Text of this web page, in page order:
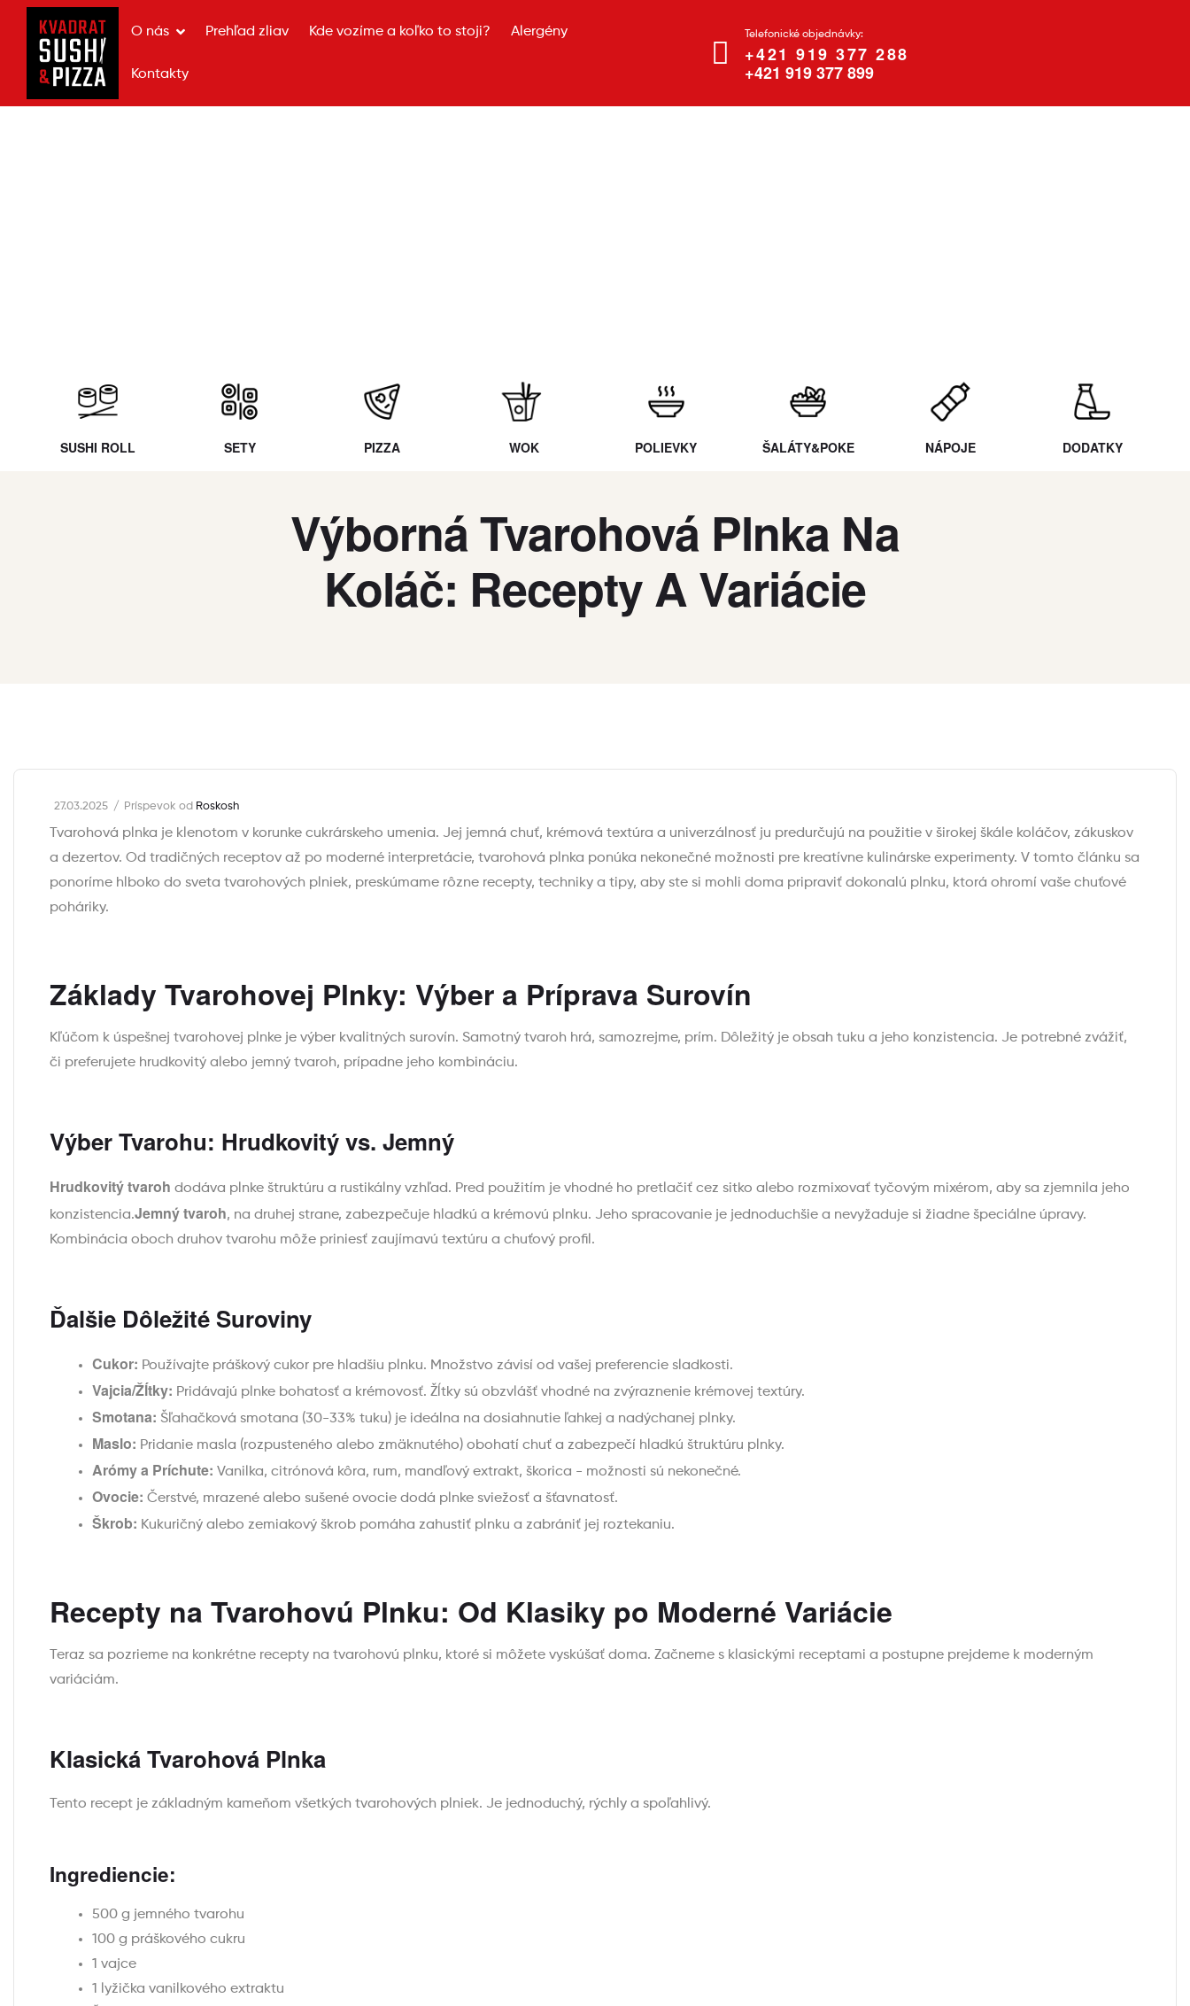
O nás Prehľad zliav Kde vozíme a koľko to stoji? Alergény
Kontakty
Telefonické objednávky:
+421 919 377 288
+421 919 377 899
SUSHI ROLL SETY PIZZA WOK POLIEVKY ŠALÁTY&POKE NÁPOJE DODATKY
Výborná Tvarohová Plnka Na
Koláč: Recepty A Variácie
27.03.2025 Príspevok od Roskosh
Tvarohová plnka je klenotom v korunke cukrárskeho umenia. Jej jemná chuť, krémová textúra a univerzálnosť ju predurčujú na použitie v širokej škále koláčov, zákuskov
a dezertov. Od tradičných receptov až po moderné interpretácie, tvarohová plnka ponúka nekonečné možnosti pre kreatívne kulinárske experimenty. V tomto článku sa
ponoríme hlboko do sveta tvarohových plniek, preskúmame rôzne recepty, techniky a tipy, aby ste si mohli doma pripraviť dokonalú plnku, ktorá ohromí vaše chuťové
poháriky.
Základy Tvarohovej Plnky: Výber a Príprava Surovín
Kľúčom k úspešnej tvarohovej plnke je výber kvalitných surovín. Samotný tvaroh hrá, samozrejme, prím. Dôležitý je obsah tuku a jeho konzistencia. Je potrebné zvážiť,
či preferujete hrudkovitý alebo jemný tvaroh, prípadne jeho kombináciu.
Výber Tvarohu: Hrudkovitý vs. Jemný
Hrudkovitý tvaroh dodáva plnke štruktúru a rustikálny vzhľad. Pred použitím je vhodné ho pretlačiť cez sitko alebo rozmixovať tyčovým mixérom, aby sa zjemnila jeho
konzistencia.Jemný tvaroh, na druhej strane, zabezpečuje hladkú a krémovú plnku. Jeho spracovanie je jednoduchšie a nevyžaduje si žiadne špeciálne úpravy.
Kombinácia oboch druhov tvarohu môže priniesť zaujímavú textúru a chuťový profil.
Ďalšie Dôležité Suroviny
Cukor: Používajte práškový cukor pre hladšiu plnku. Množstvo závisí od vašej preferencie sladkosti.
Vajcia/Žĺtky: Pridávajú plnke bohatosť a krémovosť. Žĺtky sú obzvlášť vhodné na zvýraznenie krémovej textúry.
Smotana: Šľahačková smotana (30-33% tuku) je ideálna na dosiahnutie ľahkej a nadýchanej plnky.
Maslo: Pridanie masla (rozpusteného alebo zmäknutého) obohatí chuť a zabezpečí hladkú štruktúru plnky.
Arómy a Príchute: Vanilka, citrónová kôra, rum, mandľový extrakt, škorica - možnosti sú nekonečné.
Ovocie: Čerstvé, mrazené alebo sušené ovocie dodá plnke sviežosť a šťavnatosť.
Škrob: Kukuričný alebo zemiakový škrob pomáha zahustiť plnku a zabrániť jej roztekaniu.
Recepty na Tvarohovú Plnku: Od Klasiky po Moderné Variácie
Teraz sa pozrieme na konkrétne recepty na tvarohovú plnku, ktoré si môžete vyskúšať doma. Začneme s klasickými receptami a postupne prejdeme k moderným
variáciám.
Klasická Tvarohová Plnka
Tento recept je základným kameňom všetkých tvarohových plniek. Je jednoduchý, rýchly a spoľahlivý.
Ingrediencie:
500 g jemného tvarohu
100 g práškového cukru
1 vajce
1 lyžička vanilkového extraktu